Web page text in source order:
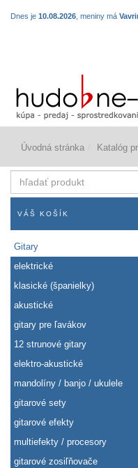
Dnes je 10.08.2026 , meniny má
Úvodná stránka Katalóg
produkt
VÁŠ KOŠÍK
Gitary
elektrické
klasické (španielky)
akustické
gitary pre ľavákov
12 strunové gitary
elektro-akustické
mandolíny / banjo / ukulele
gitarové sety
gitarové efekty
multiefekty / procesory
gitarové zosiľňovače